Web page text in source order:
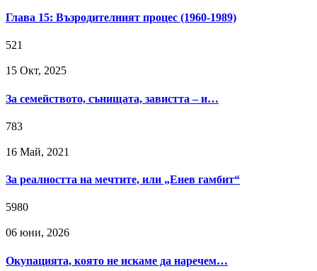
Глава 15: Възродителният процес (1960-1989)
521
15 Окт, 2025
За семейството, сънищата, завистта – и…
783
16 Май, 2021
За реалността на мечтите, или „Енев гамбит“
5980
06 юни, 2026
Окупацията, която не искаме да наречем…